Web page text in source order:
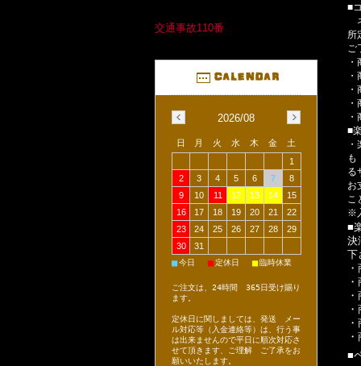
■
所
ご
■
も
る
お
こ
※
■
決
下
■
交通事故110番
2026/08
日 月 火 水 木 金
土
1
2
3 4 5 6 7
8
9
10 11 12 13 14
15
16
17 18 19 20 21
22
23
24 25 26 27 28
29
30
31
■今日 ■定休日 ■臨時休業
ご注文は、24時間 365日受け賜り
ます。
定休日に関しましては、発送 メー
ル対応等（入金連絡等）は、行う事
は出来ませんので平日に順次対応さ
せて頂きます、ご理解 ご了承をお
願いいたします。